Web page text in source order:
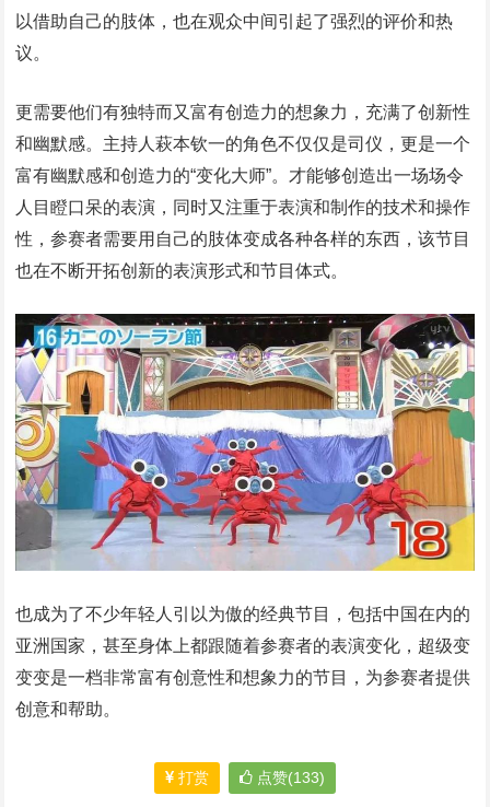
以借助自己的肢体，也在观众中间引起了强烈的评价和热
议。
更需要他们有独特而又富有创造力的想象力，充满了创新性
和幽默感。主持人萩本钦一的角色不仅仅是司仪，更是一个
富有幽默感和创造力的“变化大师”。才能够创造出一场场令
人目瞪口呆的表演，同时又注重于表演和制作的技术和操作
性，参赛者需要用自己的肢体变成各种各样的东西，该节目
也在不断开拓创新的表演形式和节目体式。
也成为了不少年轻人引以为傲的经典节目，包括中国在内的
亚洲国家，甚至身体上都跟随着参赛者的表演变化，超级变
变变是一档非常富有创意性和想象力的节目，为参赛者提供
创意和帮助。
打赏 点赞(133)